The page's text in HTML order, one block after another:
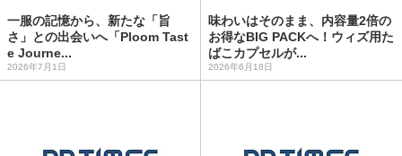
一服の記憶から、新たな「旨
さ」との出会いへ「Ploom Tast
e Journe...
2026年7月1日
味わいはそのまま、内容量2倍の
お得なBIG PACKへ！ウィズ用た
ばこカプセルが...
2026年6月18日